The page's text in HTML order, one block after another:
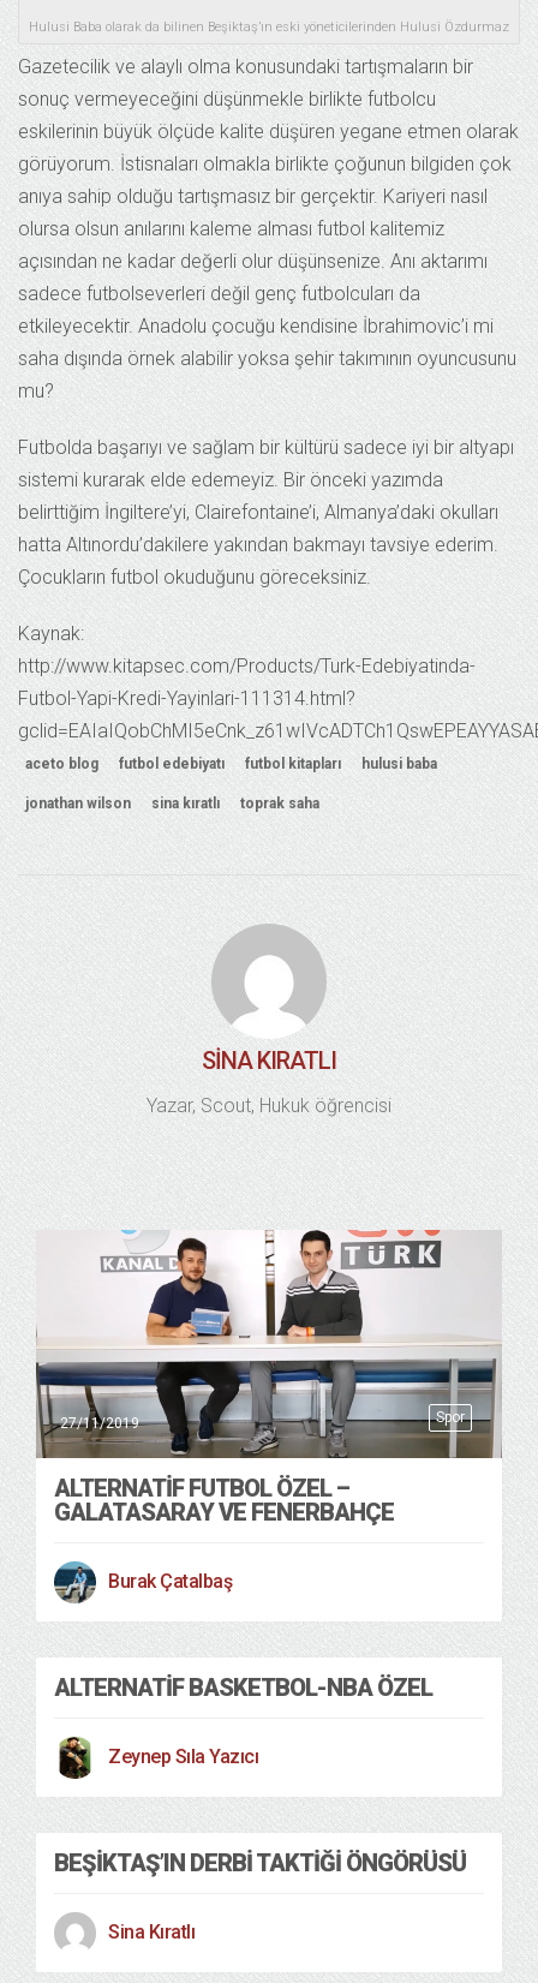
Hulusi Baba olarak da bilinen Beşiktaş’ın eski yöneticilerinden Hulusi Özdurmaz
Gazetecilik ve alaylı olma konusundaki tartışmaların bir
sonuç vermeyeceğini düşünmekle birlikte futbolcu
eskilerinin büyük ölçüde kalite düşüren yegane etmen olarak
görüyorum. İstisnaları olmakla birlikte çoğunun bilgiden çok
anıya sahip olduğu tartışmasız bir gerçektir. Kariyeri nasıl
olursa olsun anılarını kaleme alması futbol kalitemiz
açısından ne kadar değerli olur düşünsenize. Anı aktarımı
sadece futbolseverleri değil genç futbolcuları da
etkileyecektir. Anadolu çocuğu kendisine İbrahimovic’i mi
saha dışında örnek alabilir yoksa şehir takımının oyuncusunu
mu?
Futbolda başarıyı ve sağlam bir kültürü sadece iyi bir altyapı
sistemi kurarak elde edemeyiz. Bir önceki yazımda
belirttiğim İngiltere’yi, Clairefontaine’i, Almanya’daki okulları
hatta Altınordu’dakilere yakından bakmayı tavsiye ederim.
Çocukların futbol okuduğunu göreceksiniz.
Kaynak:
http://www.kitapsec.com/Products/Turk-Edebiyatinda-
Futbol-Yapi-Kredi-Yayinlari-111314.html?
aceto blog futbol edebiyatı futbol kitapları hulusi baba
jonathan wilson sina kıratlı toprak saha
SINA KIRATLI
Yazar, Scout, Hukuk öğrencisi
Spor
27/11/2019
ALTERNATIF FUTBOL ÖZEL –
GALATASARAY VE FENERBAHÇE
Burak Çatalbaş
ALTERNATIF BASKETBOL-NBA ÖZEL
Zeynep Sıla Yazıcı
BEŞIKTAŞ’IN DERBI TAKTIĞI ÖNGÖRÜSÜ
Sina Kıratlı